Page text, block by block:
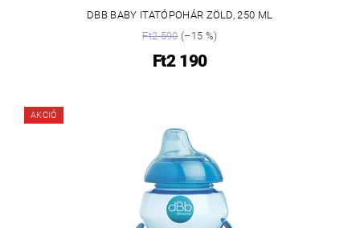
DBB BABY ITATÓPOHÁR ZÖLD, 250 ML
Ft2 590(–15 %)
Ft2 190
AKCIÓ